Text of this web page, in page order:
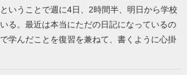
いうことで週に4日、2時間半、明日から学校
る。最近は本当にただの日記になっているの
学んだことを復習を兼ねて、書くように心掛